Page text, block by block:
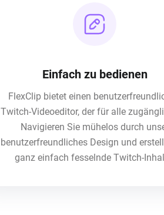
Einfach zu bedienen
FlexClip bietet einen
Twitch-Videoeditor, der für alle
Navigieren Sie mühelos durch
benutzerfreundliches Design und
ganz einfach fesselnde Twitch-